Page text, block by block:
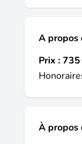
site
conseiller
A propos
Prix :735
À propos